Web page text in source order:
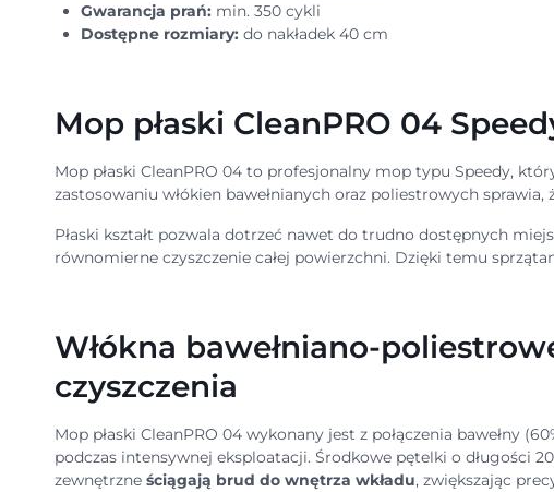
Gwarancja prań: min. 350 cykli
Dostępne rozmiary: do nakładek 40 cm
Mop płaski CleanPRO 04
Mop płaski CleanPRO 04 to profesjonalny mop typu Speedy,
zastosowaniu włókien bawełnianych oraz poliestrowych
Płaski kształt pozwala dotrzeć nawet do trudno dostępnych
równomierne czyszczenie całej powierzchni. Dzięki temu
Włókna bawełniano-
czyszczenia
Mop płaski CleanPRO 04 wykonany jest z połączenia bawełny
podczas intensywnej eksploatacji. Środkowe pętelki o długości
zewnętrzne ściągają brud do wnętrza wkładu, zwiększając